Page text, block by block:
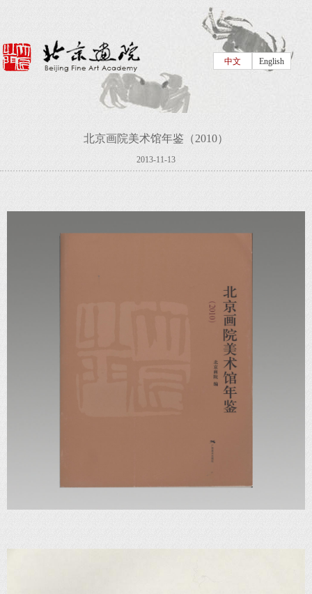
English
中文
北京画院美术馆年鉴（2010）
2013-11-13